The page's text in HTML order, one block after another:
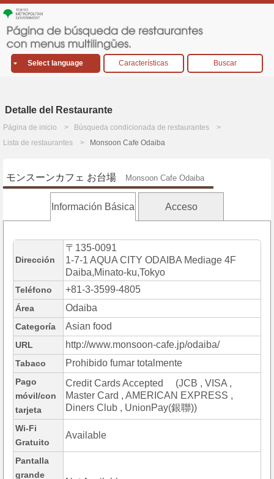
Select language Características Buscar
Detalle del Restaurante
Página de inicio
Búsqueda condicionada de restaurantes
Lista de restaurantes
Monsoon Cafe Odaiba
モンスーンカフェ お台場 Monsoon Cafe Odaiba
Información Básica Acceso
Dirección
〒135-0091
1-7-1 AQUA CITY ODAIBA Mediage 4F
Daiba,Minato-ku,Tokyo
Teléfono +81-3-3599-4805
Área Odaiba
Categoría Asian food
URL http://www.monsoon-cafe.jp/odaiba/
Tabaco Prohibido fumar totalmente
Pago
móvil/con
tarjeta
Credit Cards Accepted (JCB , VISA ,
Master Card , AMERICAN EXPRESS ,
Diners Club , UnionPay(銀聯))
Wi-Fi
Gratuito
Available
Pantalla
grande